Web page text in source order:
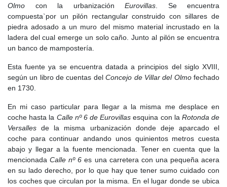
Olmo con la urbanización Eurovillas. Se encuentra
compuesta`por un pilón rectangular construido con sillares de
piedra adosado a un muro del mismo material incrustado en la
ladera del cual emerge un solo caño. Junto al pilón se encuentra
un banco de mampostería.
Esta fuente ya se encuentra datada a principios del siglo XVIII,
según un libro de cuentas delConcejo de Villar del Olmofechado
en 1730.
En mi caso particular para llegar a la misma me desplace en
coche hasta la Calle nº 6 de Eurovillas esquina con la Rotonda de
Versalles de la misma urbanización donde deje aparcado el
coche para continuar andando unos quinientos metros cuesta
abajo y llegar a la fuente mencionada. Tener en cuenta que la
mencionadaCalle nº 6 es una carretera con una pequeña acera
en su lado derecho, por lo que hay que tener sumo cuidado con
los coches que circulan por la misma. En el lugar donde se ubica